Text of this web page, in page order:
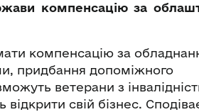
компенсацію за
компенсацію за
придбання допоміжного
ветерани з
свій бізнес.